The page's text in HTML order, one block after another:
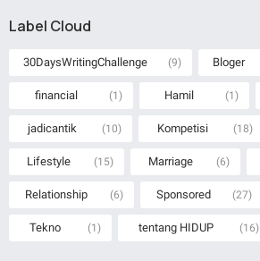
Label Cloud
30DaysWritingChallenge (9) Bloger
financial (1) Hamil (1)
jadicantik (10) Kompetisi (18)
Lifestyle (15) Marriage (6)
Relationship (6) Sponsored (27)
Tekno (1) tentang HIDUP (16)